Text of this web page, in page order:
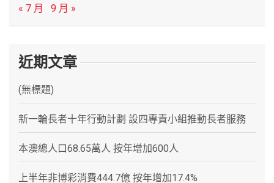
« 7 月
9 月 »
近期文章
(無標題)
新一輪長者十年行動計劃 設四專責小組推動長者服務
本澳總人口68.65萬人 按年增加600人
上半年非博彩消費444.7億 按年增加17.4%